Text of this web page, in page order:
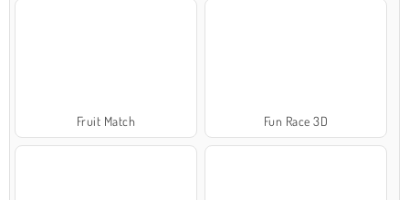
Fruit Match Fun Race 3D